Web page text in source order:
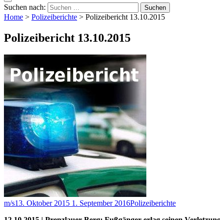
Suchen nach:
Home > Polizeiberichte > Polizeibericht 13.10.2015
Polizeibericht 13.10.2015
m/s13. Oktober 2015 1. September 2016Polizeiberichte